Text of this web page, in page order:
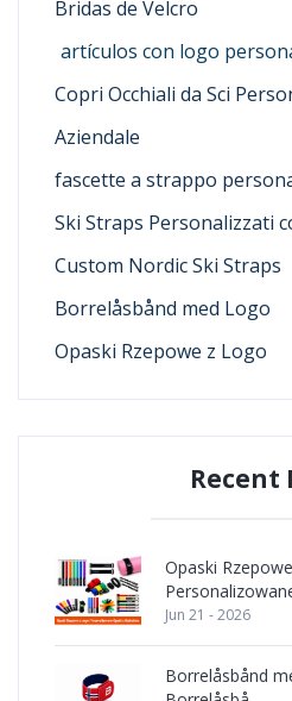
Bridas de Velcro
artículos con logo
Copri Occhiali da Sci
Aziendale
fascette a strappo
Ski Straps Personalizzati
Custom Nordic Ski Straps
Borrelåsbånd med Logo
Opaski Rzepowe z Logo
Recent
Opaski
Jun 21 - 2026
Borrelåsbånd